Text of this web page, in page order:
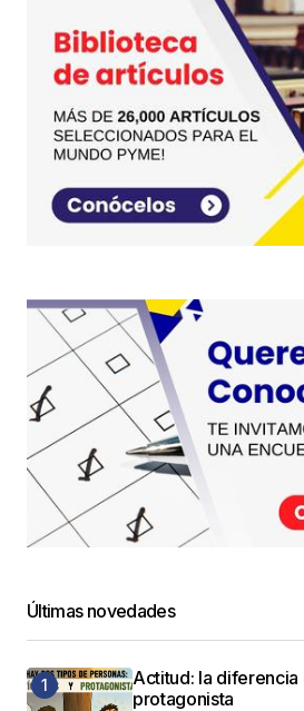
Últimas novedades
Actitud: la
protagonista